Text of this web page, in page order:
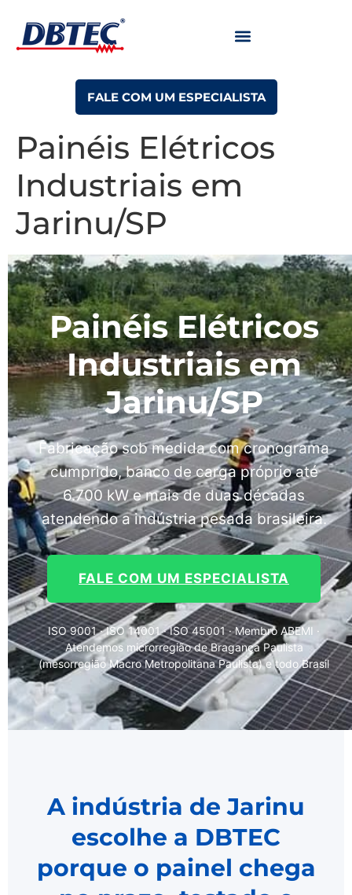
FALE COM UM ESPECIALISTA
Painéis Elétricos
Industriais em
Jarinu/SP
Painéis Elétricos
Industriais em
Jarinu/SP
Fabricação sob medida com cronograma
cumprido, banco de carga próprio até
6.700 kW e mais de duas décadas
atendendo a indústria pesada brasileira.
FALE COM UM ESPECIALISTA
ISO 9001 · ISO 14001 · ISO 45001 · Membro ABEMI ·
Atendemos microrregião de Bragança Paulista
(mesorregião Macro Metropolitana Paulista) e todo Brasil
A indústria de Jarinu
escolhe a DBTEC
porque o painel chega